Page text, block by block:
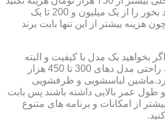
اما مدل های وارداتی به درد بخور را از یک میلیون و 200 تا یک
کنید چون هزینه بیشتر از این تنها بابت برند
بخواهید یک مدل با کیفیت و البته
مخزن دار را انتخاب کنید به راحتی مدل دهای 300 تا 450 هزار
کرد.ماشین لباسشویی و ظرفشویی
و طول عمر بالایی داشته باشند پس بابت
از امکانات و برنامه های متنوع